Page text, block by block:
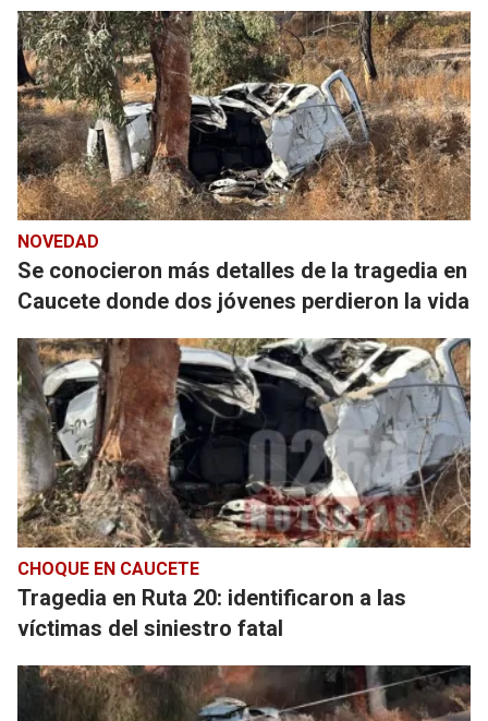
NOVEDAD
Se conocieron más detalles de la tragedia en
Caucete donde dos jóvenes perdieron la vida
CHOQUE EN CAUCETE
Tragedia en Ruta 20: identificaron a las
víctimas del siniestro fatal